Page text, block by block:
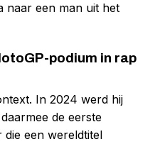
naar een man uit het
podium in rap
In 2024 werd hij
de eerste
die een wereldtitel